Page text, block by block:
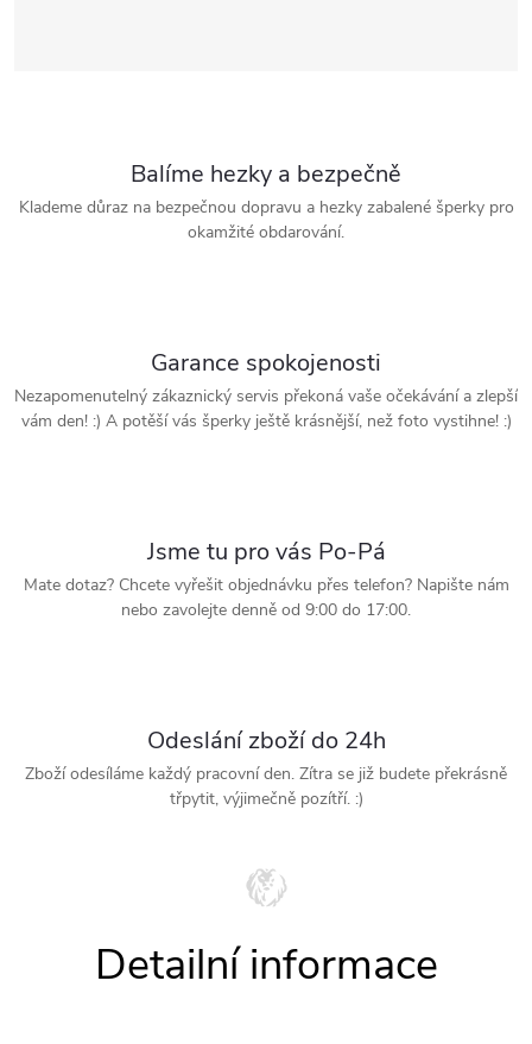
Balíme hezky a bezpečně
Klademe důraz na bezpečnou dopravu a hezky zabalené šperky pro
okamžité obdarování.
Garance spokojenosti
Nezapomenutelný zákaznický servis překoná vaše očekávání a zlepší
vám den! :) A potěší vás šperky ještě krásnější, než foto vystihne! :)
Jsme tu pro vás Po-Pá
Mate dotaz? Chcete vyřešit objednávku přes telefon? Napište nám
nebo zavolejte denně od 9:00 do 17:00.
Odeslání zboží do 24h
Zboží odesíláme každý pracovní den. Zítra se již budete překrásně
třpytit, výjimečně pozítří. :)